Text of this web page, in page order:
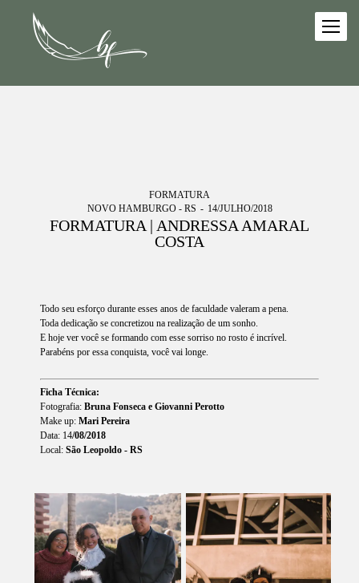
FORMATURA
NOVO HAMBURGO - RS
14/JULHO/2018
FORMATURA | ANDRESSA AMARAL
COSTA
Todo seu esforço durante esses anos de faculdade valeram a pena.
Toda dedicação se concretizou na realização de um sonho.
E hoje ver você se formando com esse sorriso no rosto é incrível.
Parabéns por essa conquista, você vai longe.
Ficha Técnica:
Fotografia: Bruna Fonseca e Giovanni Perotto
Make up: Mari Pereira
Data: 14/08/2018
Local: São Leopoldo - RS